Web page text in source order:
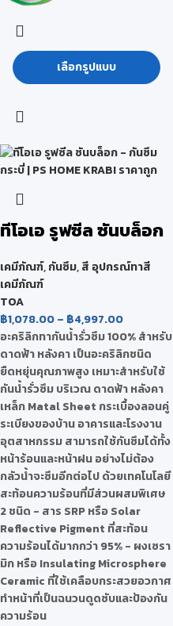
เลือกรูปแบบ
ทีโอเอ รูฟซีล ซันบล็อก
เคมีภัณฑ์,กันซึม,สี อุปกรณ์ทาสี
เคมีภัณฑ์
TOA
฿1,078.00– ฿4,997.00
อะคริลิกทากันน้ำรั่วซึม 100% สำหรับ
ดาดฟ้า หลังคา เป็นอะคริลิกชนิด
ยืดหยุ่นคุณภาพสูง เหมาะสำหรับใช้
กันน้ำรั่วซึม บริเวณ ดาดฟ้า หลังคา
เหล็ก Matal Sheet กระเบื้องลอนคู่
ระเบียงของบ้าน อาคารและโรงงาน
อุตสาหกรรม สามารถใช้กันซึมได้ทั้ง
หน้าร้อนและหน้าฝน อย่างไม่ต้อง
กลัวน้ำจะซึมอีกต่อไป ด้วยเทคโนโลยี
สะท้อนความร้อนที่มีส่วนผสมพิเศษ
2 ชนิด - สาร SRP หรือ Solar
Reflective Pigment ที่สะท้อน
ความร้อนได้มากกว่า 95% - ผงเซรา
มิก หรือ Insulating Microsphere
Ceramic ที่ใช้เคลือบกระสวยอวกาศ
ทำหน้าที่เป็นฉนวนดูดซับและป้องกัน
ความร้อน